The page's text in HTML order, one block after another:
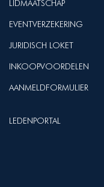
LIDMAATSCHAP
EVENTVERZEKERING
JURIDISCH LOKET
INKOOPVOORDELEN
AANMELDFORMULIER
LEDENPORTAL